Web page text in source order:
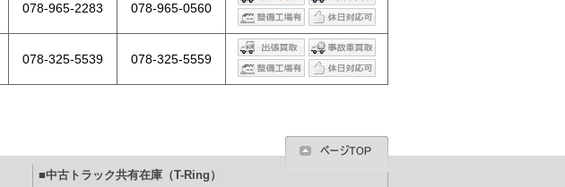
078-965-2283 078-965-0560
078-325-5539 078-325-5559
■中古トラック共有在庫（T-Ring）